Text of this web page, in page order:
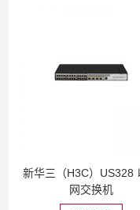
新华三（H3C）US328
网交换机